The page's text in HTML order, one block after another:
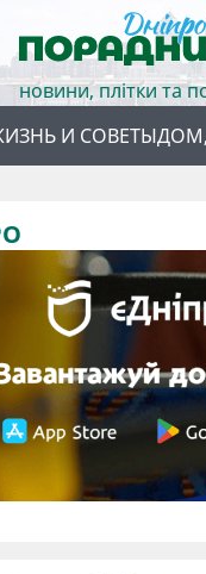
новини, плітки та
И СОВЕТЫ